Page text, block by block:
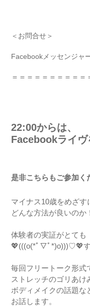
＜お問合せ＞
Facebook メッセンジャ
＝＝＝＝＝＝＝＝＝＝
22:00からは、
Facebookライヴ
是非こちらもご参加く
マイナス10歳をめざす
どんな方法が良いのか
体験者の実証がとても
💖(((o(*ﾟ▽ﾟ*)o)))♡💖す
毎回フリートーク形式
ストレッチのゴリあけ
ボディメイクの話題な
お話します。